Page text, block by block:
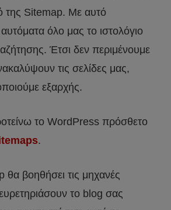
της Sitemap. Με αυτό
όλο μας το ιστολόγιο
Έτσι δεν περιμένουμε
τις σελίδες μας,
εξαρχής.
το WordPress πρόσθετο
.
βοηθήσει τις μηχανές
το blog σας